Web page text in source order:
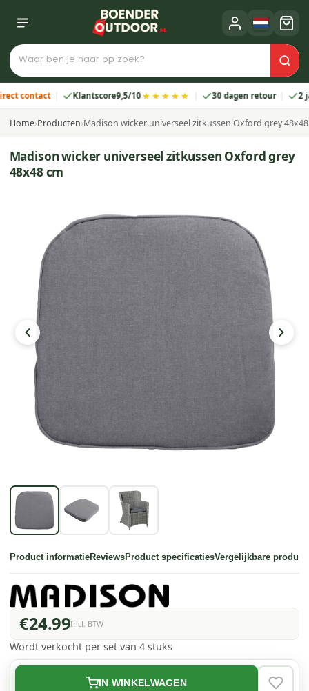
Klantscore9,5/10★★★★★ 30 dagen retour 2 jaar
Home›Producten›Madison wicker universeel zitkussen Oxford grey
Madison wicker universeel zitkussen Oxford grey
48x48 cm
Product informatieReviewsProduct specificatiesVergelijkbare
€24.99Incl. BTW
Wordt verkocht per set van 4 stuks
IN WINKELWAGEN